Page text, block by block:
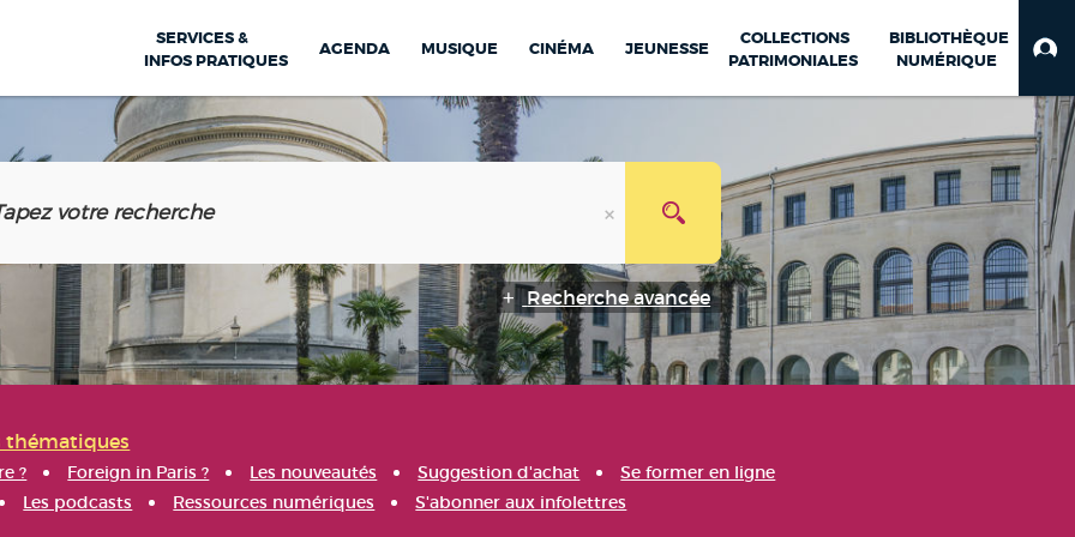
SERVICES &
INFOS PRATIQUES
AGENDA MUSIQUE CINÉMA JEUNESSE
COLLECTIONS
PATRIMONIALES
BIBLIOTHÈQUE
NUMÉRIQUE
Recherche avancée
thématiques
? Foreign in Paris ? Les nouveautés Suggestion d'achat
Se former en ligne
Les podcasts Ressources numériques S'abonner aux infolettres